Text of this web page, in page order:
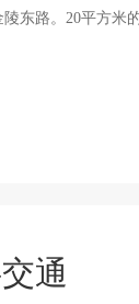
。20平方米的
通